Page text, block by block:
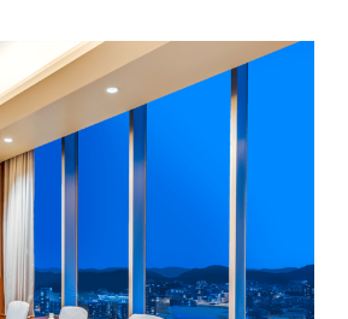
シーズンプラン
・女性向けプラン
ラン
バーのお問い合わせ
ードパーティプラン
ングサービス
ラン
2262
～ 18:00
笙-
sen-
納
公式Instagram